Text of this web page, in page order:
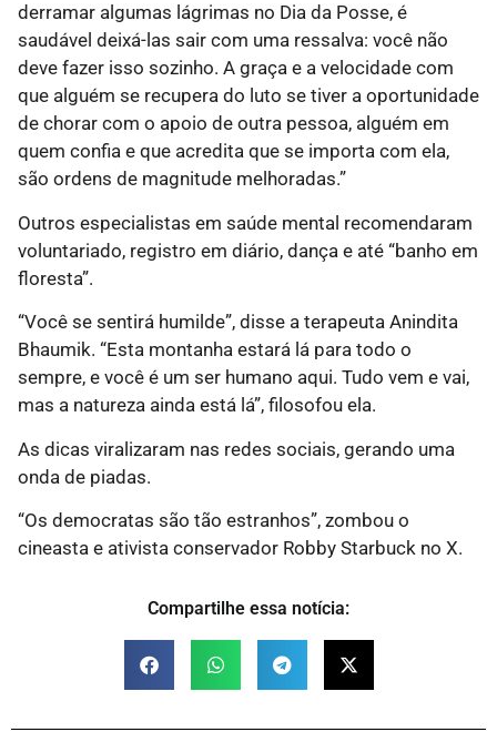
derramar algumas lágrimas no Dia da Posse, é
saudável deixá-las sair com uma ressalva: você não
deve fazer isso sozinho. A graça e a velocidade com
que alguém se recupera do luto se tiver a oportunidade
de chorar com o apoio de outra pessoa, alguém em
quem confia e que acredita que se importa com ela,
são ordens de magnitude melhoradas.”
Outros especialistas em saúde mental recomendaram
voluntariado, registro em diário, dança e até “banho em
floresta”.
“Você se sentirá humilde”, disse a terapeuta Anindita
Bhaumik. “Esta montanha estará lá para todo o
sempre, e você é um ser humano aqui. Tudo vem e vai,
mas a natureza ainda está lá”, filosofou ela.
As dicas viralizaram nas redes sociais, gerando uma
onda de piadas.
“Os democratas são tão estranhos”, zombou o
cineasta e ativista conservador Robby Starbuck no X.
Compartilhe essa notícia: